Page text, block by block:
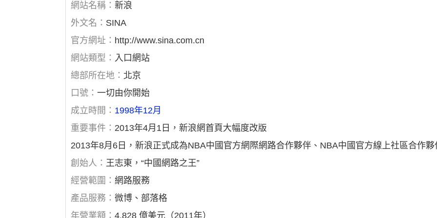
網站名稱：新浪
外文名： SINA
官方網址： http://www.sina.com.cn
網站類型： 入口網站
總部所在地： 北京
口號：一切由你開始
成立時間： 1998年12月
重要事件： 2013年4月1日，新浪網首頁大幅度改版
2013年8月6日，新浪正式成為NBA中國官方網際網路合作夥伴、NBA中國官方線上社區合作夥
創始人： 王志東，“中國網路之王”
經營範圍： 網路服務
產品服務：微博、部落格
年營業額：4.828 億美元（2011年）